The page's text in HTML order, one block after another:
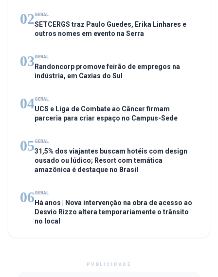
02GERAL
SETCERGS traz Paulo Guedes, Erika Linhares e
outros nomes em evento na Serra
03GERAL
Randoncorp promove feirão de empregos na
indústria, em Caxias do Sul
04GERAL
UCS e Liga de Combate ao Câncer firmam
parceria para criar espaço no Campus-Sede
05GERAL
31,5% dos viajantes buscam hotéis com design
ousado ou lúdico; Resort com temática
amazônica é destaque no Brasil
06GERAL
Há anos | Nova intervenção na obra de acesso ao
Desvio Rizzo altera temporariamente o trânsito
no local
PUBLICIDADE